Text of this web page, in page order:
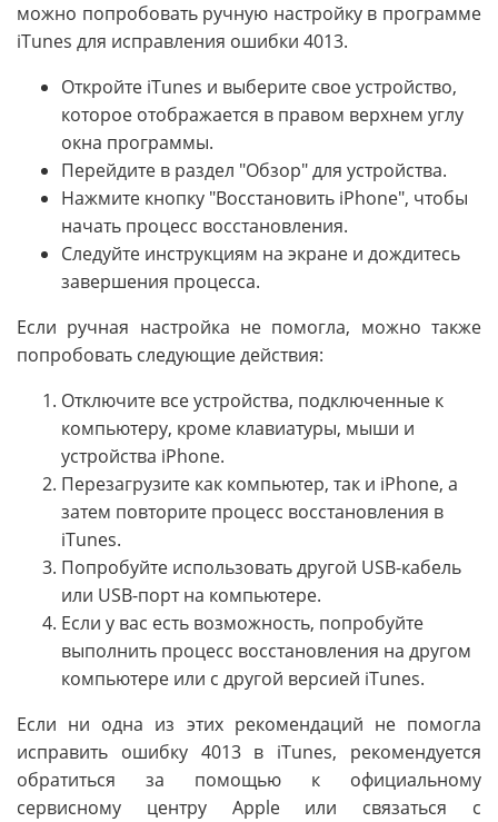
можно попробовать ручную настройку в программе
iTunes для исправления ошибки 4013.
Откройте iTunes и выберите свое устройство,
которое отображается в правом верхнем углу
окна программы.
Перейдите в раздел "Обзор" для устройства.
Нажмите кнопку "Восстановить iPhone", чтобы
начать процесс восстановления.
Следуйте инструкциям на экране и дождитесь
завершения процесса.
Если ручная настройка не помогла, можно также
попробовать следующие действия:
Отключите все устройства, подключенные к
компьютеру, кроме клавиатуры, мыши и
устройства iPhone.
Перезагрузите как компьютер, так и iPhone, а
затем повторите процесс восстановления в
iTunes.
Попробуйте использовать другой USB-кабель
или USB-порт на компьютере.
Если у вас есть возможность, попробуйте
выполнить процесс восстановления на другом
компьютере или с другой версией iTunes.
Если ни одна из этих рекомендаций не помогла
исправить ошибку 4013 в iTunes, рекомендуется
обратиться за помощью к официальному
сервисному центру Apple или связаться с